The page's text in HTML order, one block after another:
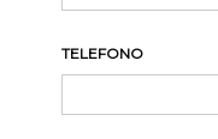
TELEFONO